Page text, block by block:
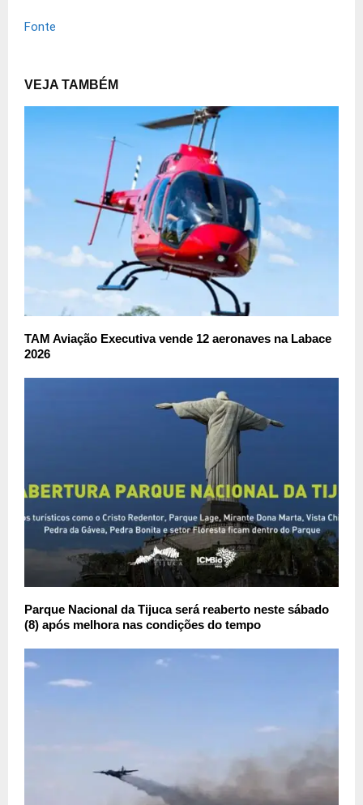
Fonte
VEJA TAMBÉM
TAM Aviação Executiva vende 12 aeronaves na Labace
2026
Parque Nacional da Tijuca será reaberto neste sábado
(8) após melhora nas condições do tempo